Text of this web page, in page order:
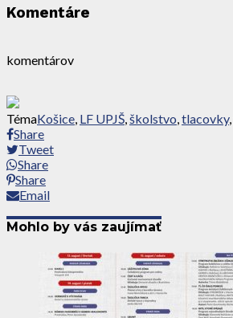
Komentáre
komentárov
TémaKošice, LF UPJŠ,školstvo,tlacovky,
Share
Tweet
Share
Share
Email
Mohlo by vás zaujímať